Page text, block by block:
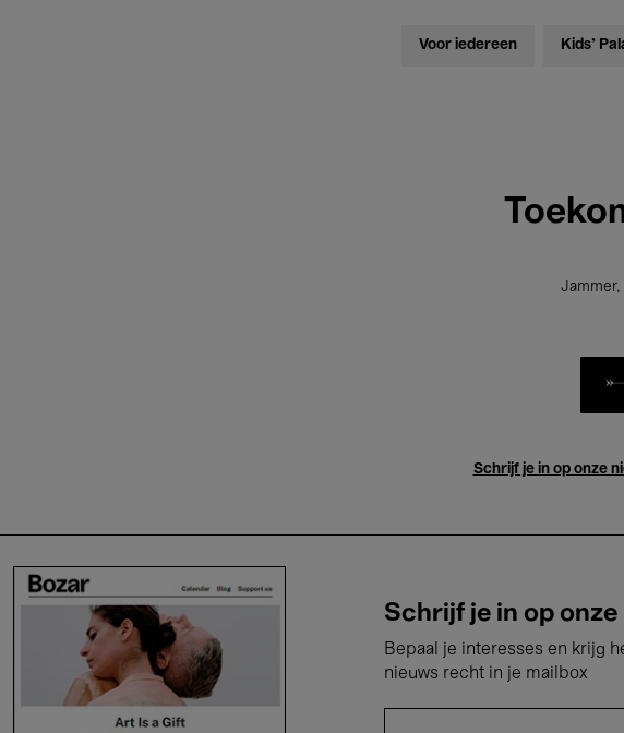
Voor iedereen Kids’
Jammer,
Schrijf je in op onze
Schrijf je in op
Bepaal je interesses en krijg
nieuws recht in je mailbox